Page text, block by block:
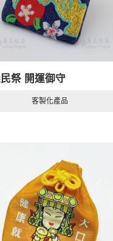
祭 開運御守
客製化產品